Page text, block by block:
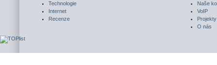
Technologie
Internet
Recenze
Naše
VoIP
Projekty
O nás